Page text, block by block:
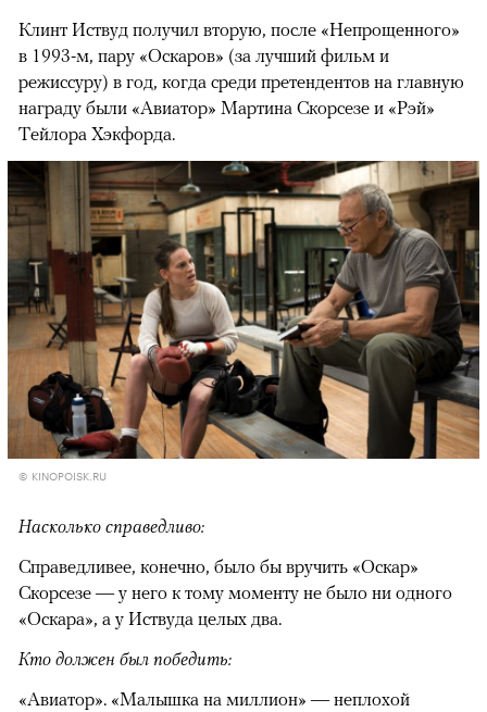
Клинт Иствуд получил вторую, после «Непрощенного»
в 1993-м, пару «Оскаров» (за лучший фильм и
режиссуру) в год, когда среди претендентов на главную
награду были «Авиатор» Мартина Скорсезе и «Рэй»
Тейлора Хэкфорда.
© KINOPOISK.RU
Насколько справедливо:
Справедливее, конечно, было бы вручить «Оскар»
Скорсезе — у него к тому моменту не было ни одного
«Оскара», а у Иствуда целых два.
Кто должен был победить:
«Авиатор». «Малышка на миллион» — неплохой